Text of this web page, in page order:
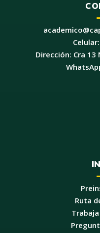
Dirección: Cra 13
Ruta